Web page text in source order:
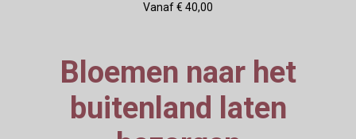
Vanaf € 40,00
Bloemen naar het
buitenland laten